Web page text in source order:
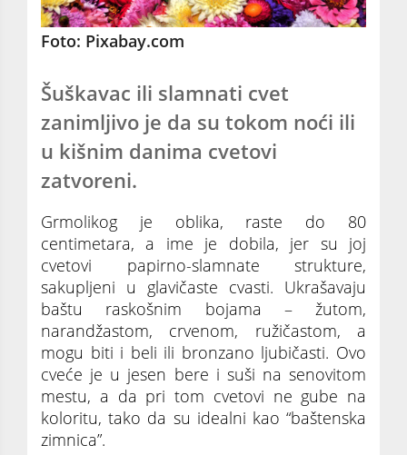
Foto: Pixabay.com
Šuškavac ili slamnati cvet
zanimljivo je da su tokom noći ili
u kišnim danima cvetovi
zatvoreni.
Grmolikog je oblika, raste do 80
centimetara, a ime je dobila, jer su joj
cvetovi papirno-slamnate strukture,
sakupljeni u glavičaste cvasti. Ukrašavaju
baštu raskošnim bojama – žutom,
narandžastom, crvenom, ružičastom, a
mogu biti i beli ili bronzano ljubičasti. Ovo
cveće je u jesen bere i suši na senovitom
mestu, a da pri tom cvetovi ne gube na
koloritu, tako da su idealni kao “baštenska
zimnica”.